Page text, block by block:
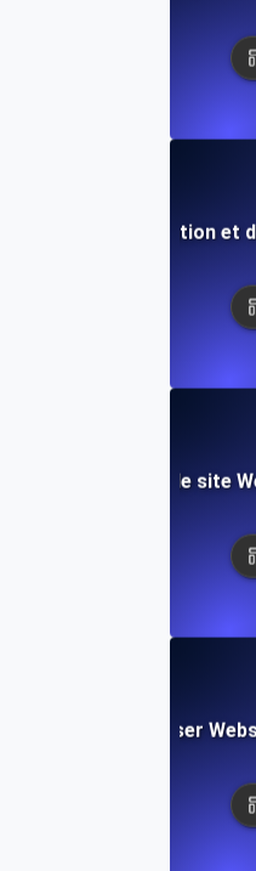
Modèle d'optimisation et
Test de vitesse de site
Fast, In-Browser